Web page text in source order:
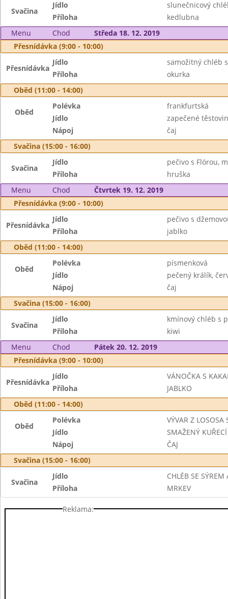
Svačina
Jídlo
slunečnicový
Příloha
kedlubna
Menu
Chod
Středa 18. 12. 2019
Přesnídávka (9:00 - 10:00)
Přesnídávka
Jídlo
samožitný chléb
Příloha
okurka
Oběd (11:00 - 14:00)
Oběd
Polévka
frankfurtská
Jídlo
zapečené
Nápoj
čaj
Svačina (15:00 - 16:00)
Svačina
Jídlo
pečivo s Flórou,
Příloha
hruška
Menu
Chod
Čtvrtek 19. 12. 2019
Přesnídávka (9:00 - 10:00)
Přesnídávka
Jídlo
pečivo s
Příloha
jablko
Oběd (11:00 - 14:00)
Oběd
Polévka
písmenková
Jídlo
pečený králík,
Nápoj
čaj
Svačina (15:00 - 16:00)
Svačina
Jídlo
kmínový chléb s
Příloha
kiwi
Menu
Chod
Pátek 20. 12. 2019
Přesnídávka (9:00 - 10:00)
Přesnídávka
Jídlo
VÁNOČKA S
Příloha
JABLKO
Oběd (11:00 - 14:00)
Oběd
Polévka
VÝVAR Z LOSOSA
Jídlo
SMAŽENÝ
Nápoj
ČAJ
Svačina (15:00 - 16:00)
Svačina
Jídlo
CHLÉB SE SÝREM
Příloha
MRKEV
Reklama: